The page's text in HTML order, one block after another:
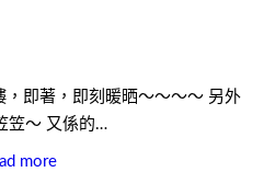
，即著，即刻暖晒～～～～ 另外
笠～ 又係的…
more